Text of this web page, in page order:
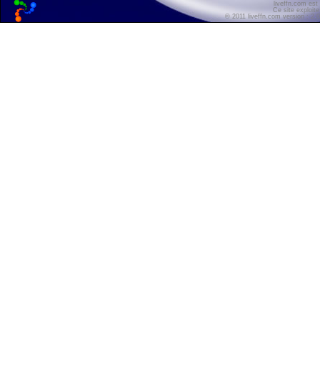
liveffn.com est
Ce site
© 2011 liveffn.com version :